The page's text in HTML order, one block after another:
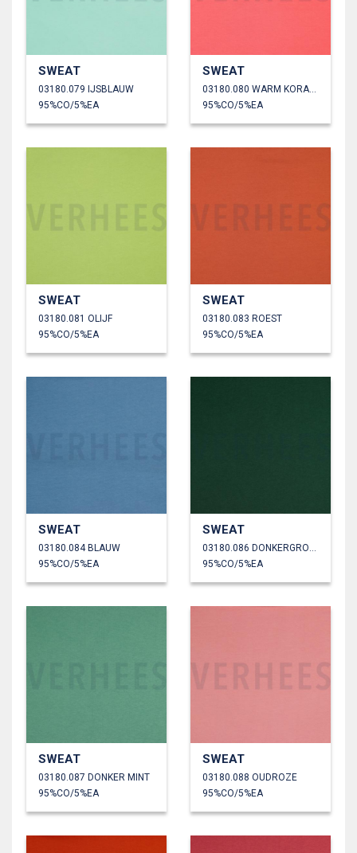
SWEAT
03180.079 IJSBLAUW
95%CO/5%EA
SWEAT
03180.080 WARM KORAAL
95%CO/5%EA
SWEAT
03180.081 OLIJF
95%CO/5%EA
SWEAT
03180.083 ROEST
95%CO/5%EA
SWEAT
03180.084 BLAUW
95%CO/5%EA
SWEAT
03180.086 DONKERGROEN
95%CO/5%EA
SWEAT
03180.087 DONKER MINT
95%CO/5%EA
SWEAT
03180.088 OUDROZE
95%CO/5%EA